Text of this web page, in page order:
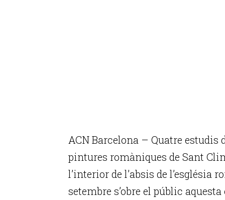
ACN Barcelona – Quatre
pintures romàniques de Sant
l’interior de l’absis de l’església
setembre s’obre el públic